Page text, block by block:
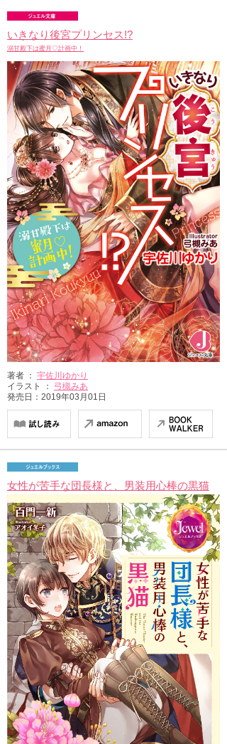
いきなり後宮プリンセス!?
溺甘殿下は蜜月♡計画中！
著者 ： 宇佐川ゆかり
イラスト ： 弓槻みあ
発売日：2019年03月01日
女性が苦手な団長様と、男装用心棒の黒猫